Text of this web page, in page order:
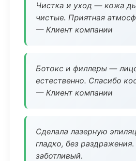
Чистка и уход — кожа
чистые. Приятная
— Клиент компании
Ботокс и филлеры —
естественно. Спасибо
— Клиент компании
Сделала лазерную
гладко, без
заботливый.